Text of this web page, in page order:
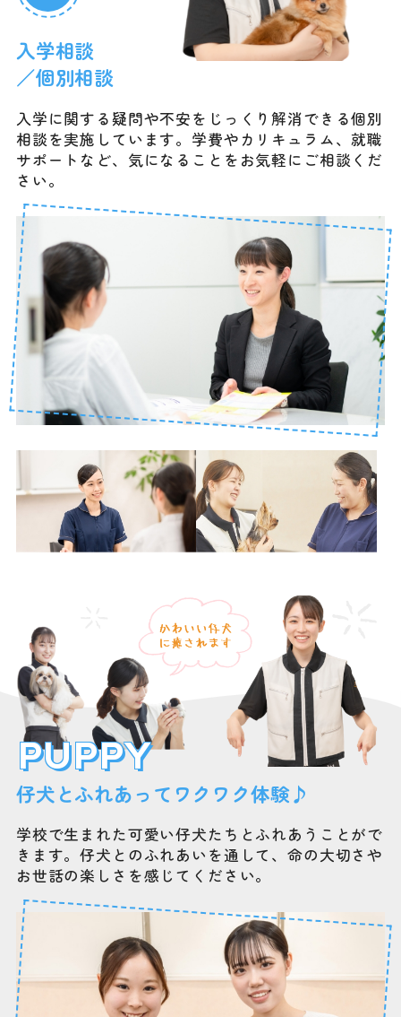
入学相談
／個別相談
入学に関する疑問や不安をじっくり解消できる個別
相談を実施しています。学費やカリキュラム、就職
サポートなど、気になることをお気軽にご相談くだ
さい。
PUPPY
仔犬とふれあってワクワク体験♪
学校で生まれた可愛い仔犬たちとふれあうことがで
きます。仔犬とのふれあいを通して、命の大切さや
お世話の楽しさを感じてください。